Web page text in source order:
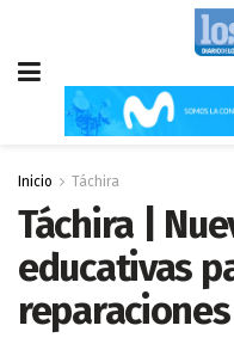
Inicio Táchira
Táchira |
educativas
reparaciones